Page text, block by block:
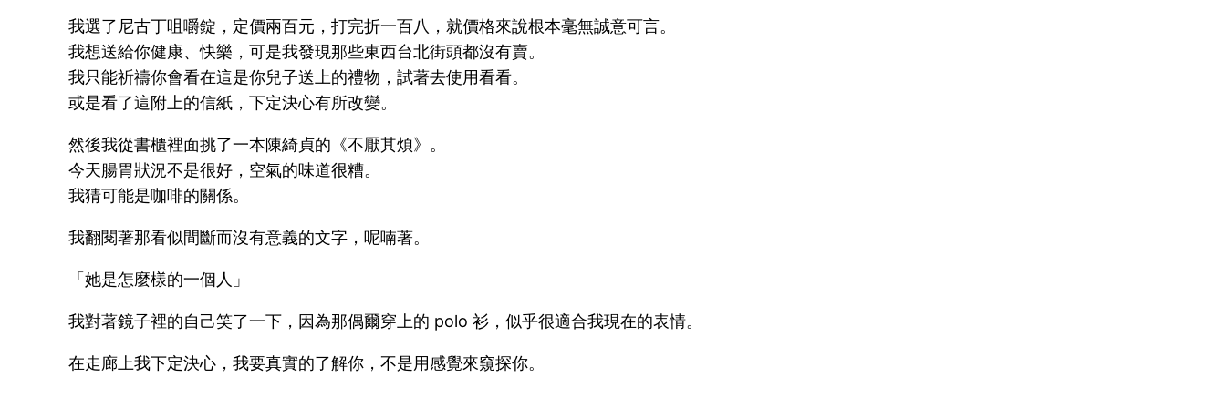
我選了尼古丁咀嚼錠，定價兩百元，打完折一百八，就價格來說根本毫無誠意可言。
我想送給你健康、快樂，可是我發現那些東西台北街頭都沒有賣。
我只能祈禱你會看在這是你兒子送上的禮物，試著去使用看看。
或是看了這附上的信紙，下定決心有所改變。
然後我從書櫃裡面挑了一本陳綺貞的《不厭其煩》。
今天腸胃狀況不是很好，空氣的味道很糟。
我猜可能是咖啡的關係。
我翻閱著那看似間斷而沒有意義的文字，呢喃著。
「她是怎麼樣的一個人」
我對著鏡子裡的自己笑了一下，因為那偶爾穿上的 polo 衫，似乎很適合我現在的表情。
在走廊上我下定決心，我要真實的了解你，不是用感覺來窺探你。